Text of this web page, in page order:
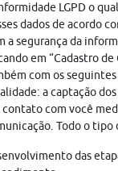
LGPD o
dados de acordo
a segurança da
em “Cadastro
com os
a captação
contato com você
Todo o tipo
das